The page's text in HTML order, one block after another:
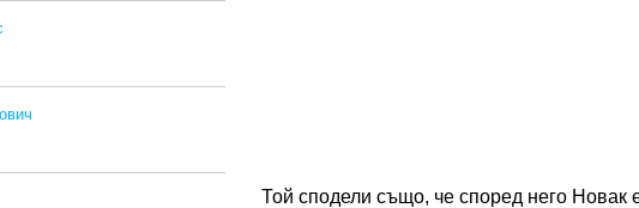
Той сподели също, че според него Новак